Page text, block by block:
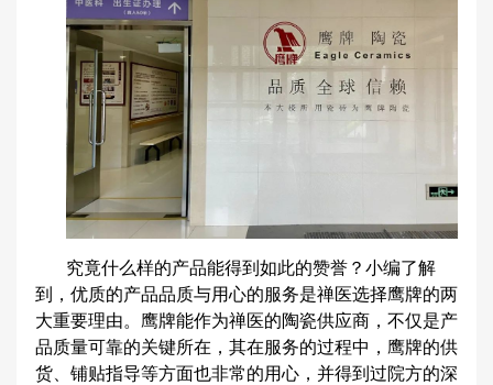
究竟什么样的产品能得到如此的赞誉？小编了解
到，优质的产品品质与用心的服务是禅医选择鹰牌的两
大重要理由。鹰牌能作为禅医的陶瓷供应商，不仅是产
品质量可靠的关键所在，其在服务的过程中，鹰牌的供
货、铺贴指导等方面也非常的用心，并得到过院方的深